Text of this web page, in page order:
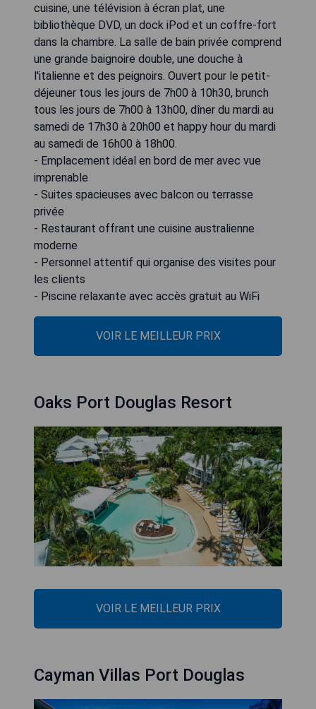
cuisine, une télévision à écran plat, une
bibliothèque DVD, un dock iPod et un coffre-fort
dans la chambre. La salle de bain privée comprend
une grande baignoire double, une douche à
l'italienne et des peignoirs. Ouvert pour le petit-
déjeuner tous les jours de 7h00 à 10h30, brunch
tous les jours de 7h00 à 13h00, dîner du mardi au
samedi de 17h30 à 20h00 et happy hour du mardi
au samedi de 16h00 à 18h00.
- Emplacement idéal en bord de mer avec vue
imprenable
- Suites spacieuses avec balcon ou terrasse
privée
- Restaurant offrant une cuisine australienne
moderne
- Personnel attentif qui organise des visites pour
les clients
- Piscine relaxante avec accès gratuit au WiFi
VOIR LE MEILLEUR PRIX
Oaks Port Douglas Resort
VOIR LE MEILLEUR PRIX
Cayman Villas Port Douglas